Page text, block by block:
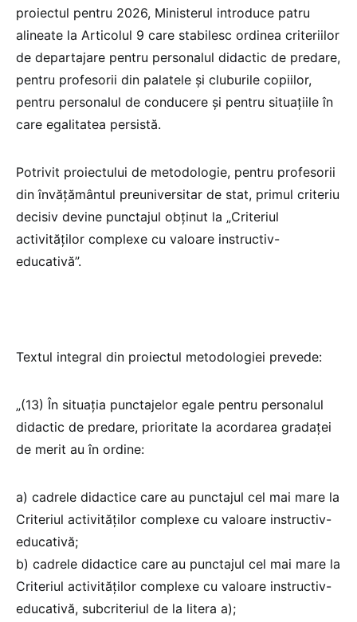
proiectul pentru 2026, Ministerul introduce patru
alineate la Articolul 9 care stabilesc ordinea criteriilor
de departajare pentru personalul didactic de predare,
pentru profesorii din palatele și cluburile copiilor,
pentru personalul de conducere și pentru situațiile în
care egalitatea persistă.
Potrivit proiectului de metodologie, pentru profesorii
din învățământul preuniversitar de stat, primul criteriu
decisiv devine punctajul obținut la „Criteriul
activităților complexe cu valoare instructiv-
educativă”.
Textul integral din proiectul metodologiei prevede:
„(13) În situația punctajelor egale pentru personalul
didactic de predare, prioritate la acordarea gradaței
de merit au în ordine:
a) cadrele didactice care au punctajul cel mai mare la
Criteriul activităţilor complexe cu valoare instructiv-
educativă;
b) cadrele didactice care au punctajul cel mai mare la
Criteriul activităţilor complexe cu valoare instructiv-
educativă, subcriteriul de la litera a);